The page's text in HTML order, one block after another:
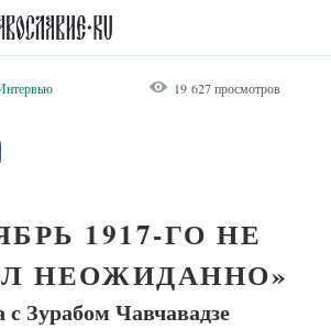
19 627 просмотров
1917-ГО НЕ
НЕОЖИДАННО»
с Зурабом Чавчавадзе